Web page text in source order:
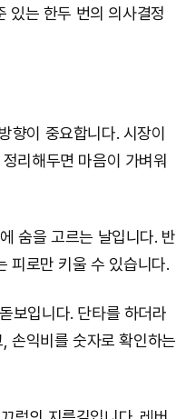
있는 한두 번의 의사결정
향이 중요합니다. 시장이
리해두면 마음이 가벼워
숨을 고르는 날입니다. 반
피로만 키울 수 있습니다.
보입니다. 단타를 하더라
손익비를 숫자로 확인하는